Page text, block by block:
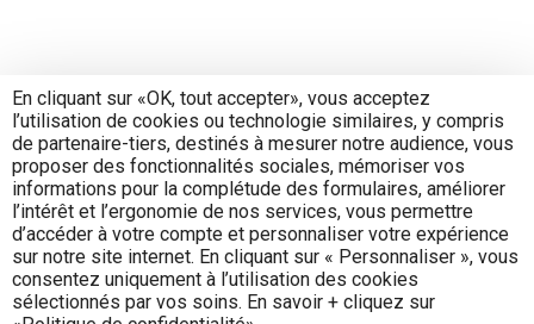
En cliquant sur «OK, tout accepter», vous acceptez
l’utilisation de cookies ou technologie similaires, y compris
de partenaire-tiers, destinés à mesurer notre audience, vous
proposer des fonctionnalités sociales, mémoriser vos
informations pour la complétude des formulaires, améliorer
l’intérêt et l’ergonomie de nos services, vous permettre
d’accéder à votre compte et personnaliser votre expérience
sur notre site internet. En cliquant sur « Personnaliser », vous
consentez uniquement à l’utilisation des cookies
sélectionnés par vos soins. En savoir + cliquez sur